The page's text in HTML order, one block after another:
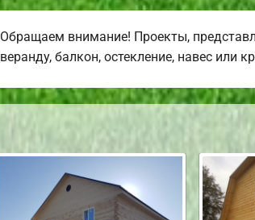
Обращаем внимание! Проекты,
веранду, балкон, остекление, навес или